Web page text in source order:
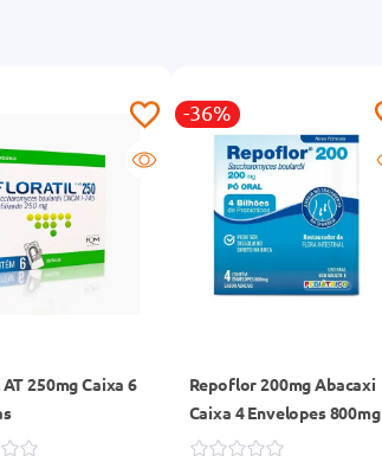
250mg Caixa 6
-36%
Repoflor 200mg Abacaxi
Caixa 4 Envelopes 800mg